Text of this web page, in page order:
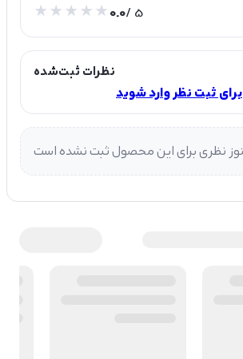
0.0/ 5
نظرات ثبت‌شده
برای ثبت نظر وارد شوید